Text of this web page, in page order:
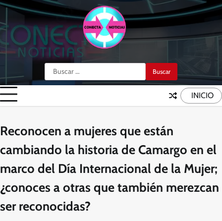
Skip
content
Buscar:
INICIO
Reconocen a mujeres que están
cambiando la historia de Camargo en el
marco del Día Internacional de la Mujer;
¿conoces a otras que también merezcan
ser reconocidas?